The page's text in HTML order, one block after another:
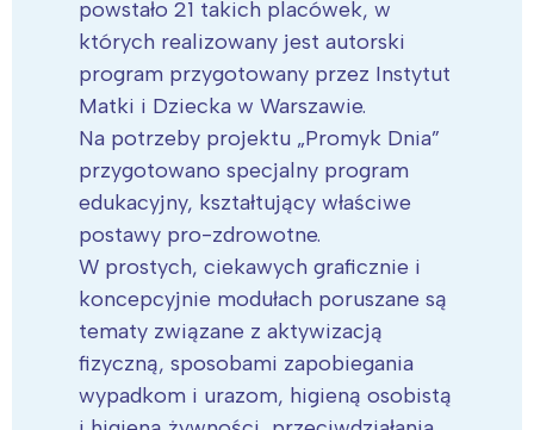
powstało 21 takich placówek, w
których realizowany jest autorski
program przygotowany przez Instytut
Matki i Dziecka w Warszawie.
Na potrzeby projektu „Promyk Dnia”
przygotowano specjalny program
edukacyjny, kształtujący właściwe
postawy pro-zdrowotne.
W prostych, ciekawych graficznie i
koncepcyjnie modułach poruszane są
tematy związane z aktywizacją
fizyczną, sposobami zapobiegania
wypadkom i urazom, higieną osobistą